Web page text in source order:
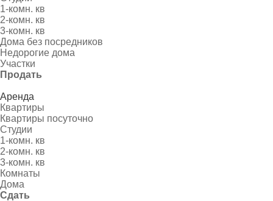
1-комн. кв
2-комн. кв
3-комн. кв
Дома без посредников
Недорогие дома
Участки
Продать
Аренда
Квартиры
Квартиры посуточно
Студии
1-комн. кв
2-комн. кв
3-комн. кв
Комнаты
Дома
Сдать